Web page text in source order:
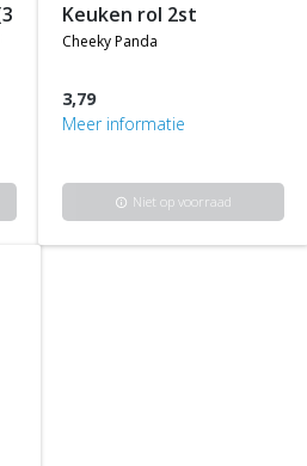
keuken rol 2st
cheeky panda
3,79
Meer informatie
info Niet op voorraad